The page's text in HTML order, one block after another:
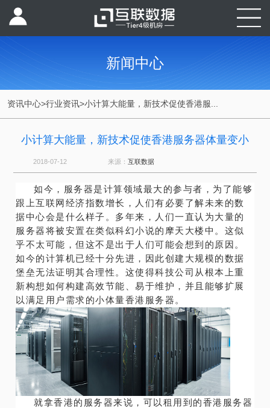
新闻中心
资讯中心>行业资讯>小计算大能量，新技术促使香港服...
小计算大能量，新技术促使香港服务器体量变小
2018-07-12 来源： 互联数据
如今，服务器是计算领域最大的参与者，为了能够
跟上互联网经济指数增长，人们有必要了解未来的数
据中心会是什么样子。多年来，人们一直认为大量的
服务器将被安置在类似科幻小说的摩天大楼中。这似
乎不太可能，但这不是出于人们可能会想到的原因。
如今的计算机已经十分先进，因此创建大规模的数据
堡垒无法证明其合理性。这使得科技公司从根本上重
新构想如何构建高效节能、易于维护，并且能够扩展
以满足用户需求的小体量香港服务器。
就拿香港的服务器来说，可以租用到的香港服务器